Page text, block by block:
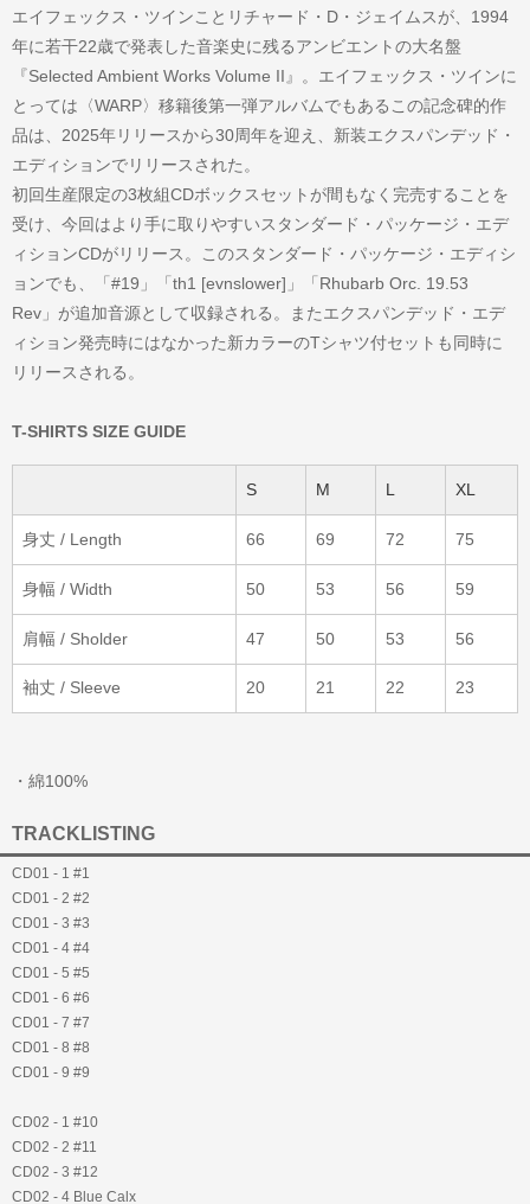
エイフェックス・ツインことリチャード・D・ジェイムスが、1994
年に若干22歳で発表した音楽史に残るアンビエントの大名盤
『Selected Ambient Works Volume II』。エイフェックス・ツインに
とっては〈WARP〉移籍後第一弾アルバムでもあるこの記念碑的作
品は、2025年リリースから30周年を迎え、新装エクスパンデッド・
エディションでリリースされた。
初回生産限定の3枚組CDボックスセットが間もなく完売することを
受け、今回はより手に取りやすいスタンダード・パッケージ・エデ
ィションCDがリリース。このスタンダード・パッケージ・エディシ
ョンでも、「#19」「th1 [evnslower]」「Rhubarb Orc. 19.53
Rev」が追加音源として収録される。またエクスパンデッド・エデ
ィション発売時にはなかった新カラーのTシャツ付セットも同時に
リリースされる。
T-SHIRTS SIZE GUIDE
S M L XL
身丈 / Length 66 69 72 75
身幅 / Width 50 53 56 59
肩幅 / Sholder 47 50 53 56
袖丈 / Sleeve 20 21 22 23
・綿100%
TRACKLISTING
CD01 - 1 #1
CD01 - 2 #2
CD01 - 3 #3
CD01 - 4 #4
CD01 - 5 #5
CD01 - 6 #6
CD01 - 7 #7
CD01 - 8 #8
CD01 - 9 #9
CD02 - 1 #10
CD02 - 2 #11
CD02 - 3 #12
CD02 - 4 Blue Calx